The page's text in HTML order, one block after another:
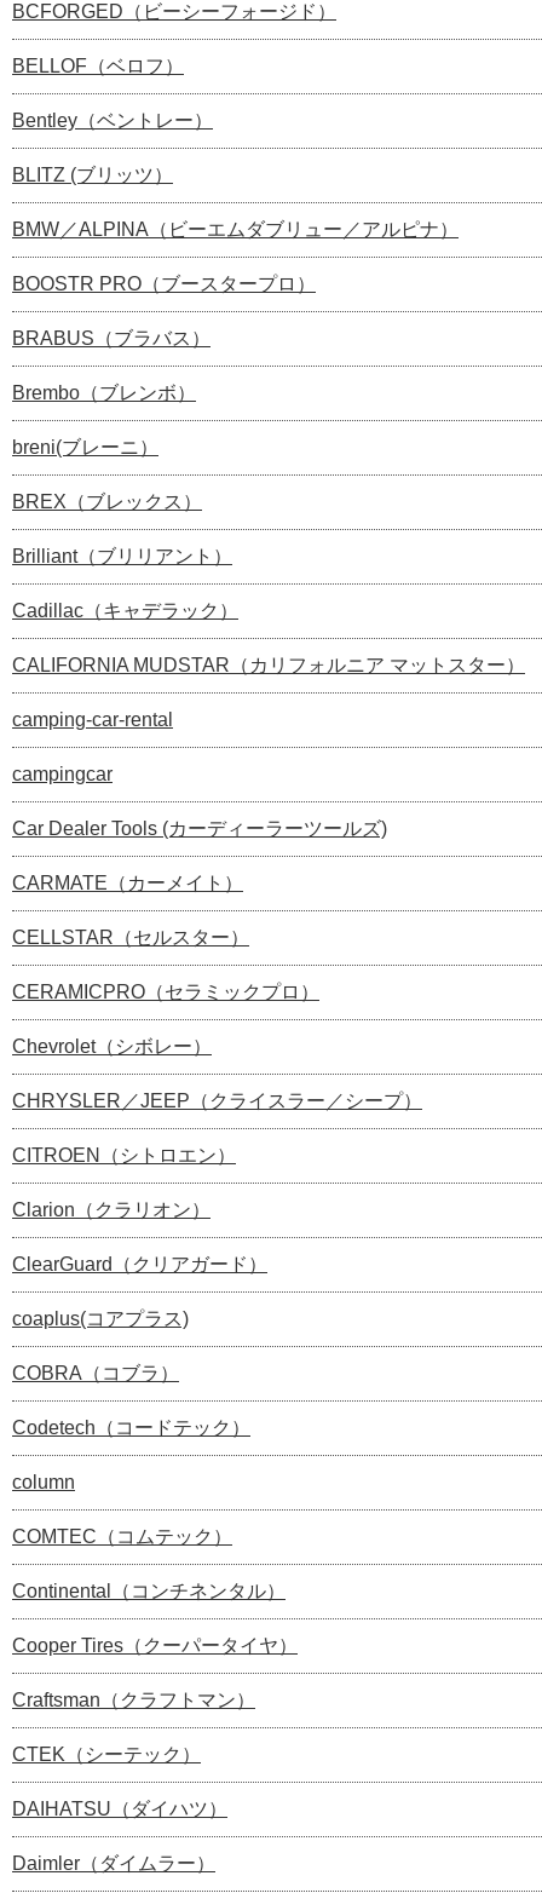
BCFORGED（ビーシーフォージド）
BELLOF（ベロフ）
Bentley（ベントレー）
BLITZ (ブリッツ）
BMW／ALPINA（ビーエムダブリュー／アルピナ）
BOOSTR PRO（ブースタープロ）
BRABUS（ブラバス）
Brembo（ブレンボ）
breni(ブレーニ）
BREX（ブレックス）
Brilliant（ブリリアント）
Cadillac（キャデラック）
CALIFORNIA MUDSTAR（カリフォルニア マットスター）
camping-car-rental
campingcar
Car Dealer Tools (カーディーラーツールズ)
CARMATE（カーメイト）
CELLSTAR（セルスター）
CERAMICPRO（セラミックプロ）
Chevrolet（シボレー）
CHRYSLER／JEEP（クライスラー／シープ）
CITROEN（シトロエン）
Clarion（クラリオン）
ClearGuard（クリアガード）
coaplus(コアプラス)
COBRA（コブラ）
Codetech（コードテック）
column
COMTEC（コムテック）
Continental（コンチネンタル）
Cooper Tires（クーパータイヤ）
Craftsman（クラフトマン）
CTEK（シーテック）
DAIHATSU（ダイハツ）
Daimler（ダイムラー）